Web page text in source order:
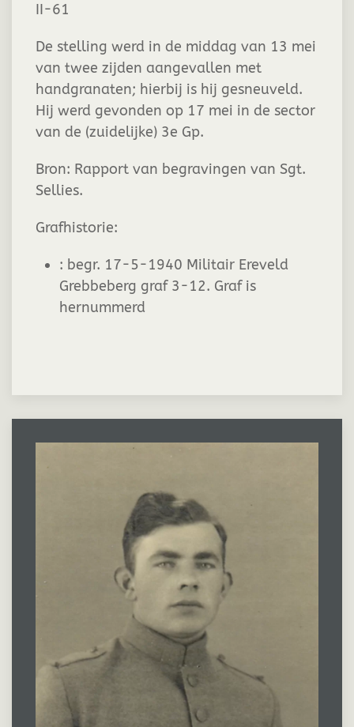
II-61
De stelling werd in de middag van 13 mei
van twee zijden aangevallen met
handgranaten; hierbij is hij gesneuveld.
Hij werd gevonden op 17 mei in de sector
van de (zuidelijke) 3e Gp.
Bron: Rapport van begravingen van Sgt.
Sellies.
Grafhistorie:
: begr. 17-5-1940 Militair Ereveld
Grebbeberg graf 3-12. Graf is
hernummerd